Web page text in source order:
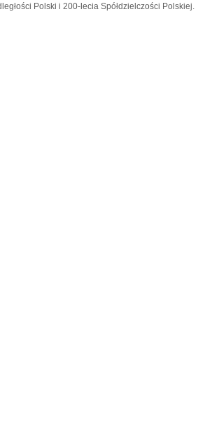
Polski i 200-lecia Spółdzielczości Polskiej.